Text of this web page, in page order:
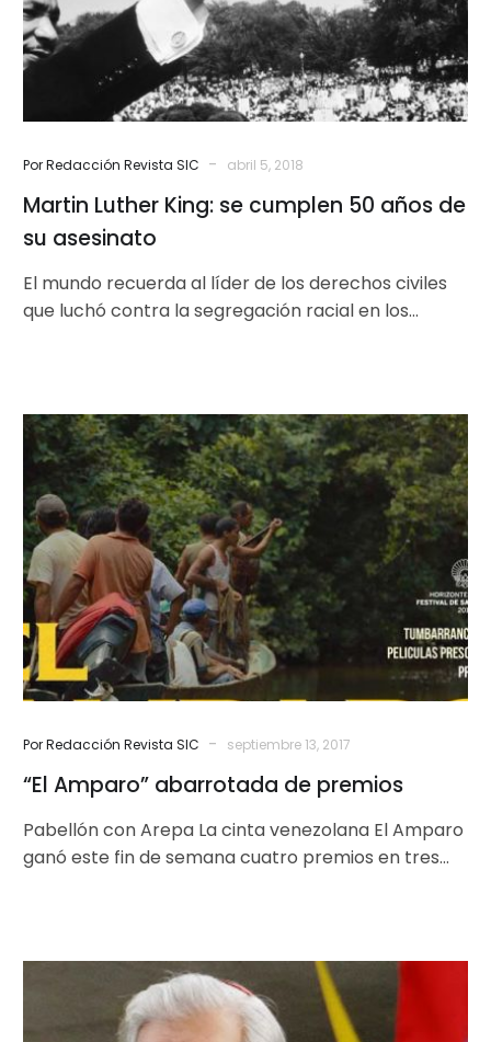
años
de
su
asesinato
Por Redacción Revista SIC - abril 5, 2018
Martin Luther King: se cumplen 50 años de
su asesinato
El mundo recuerda al líder de los derechos civiles
que luchó contra la segregación racial en los
“El
Amparo”
abarrotada
de
premios
Por Redacción Revista SIC - septiembre 13, 2017
“El Amparo” abarrotada de premios
Pabellón con Arepa La cinta venezolana El Amparo
ganó este fin de semana cuatro premios en tres
la
represión!